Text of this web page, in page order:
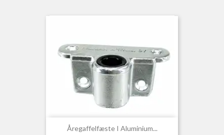
Åregaffelfæste I Aluminium...